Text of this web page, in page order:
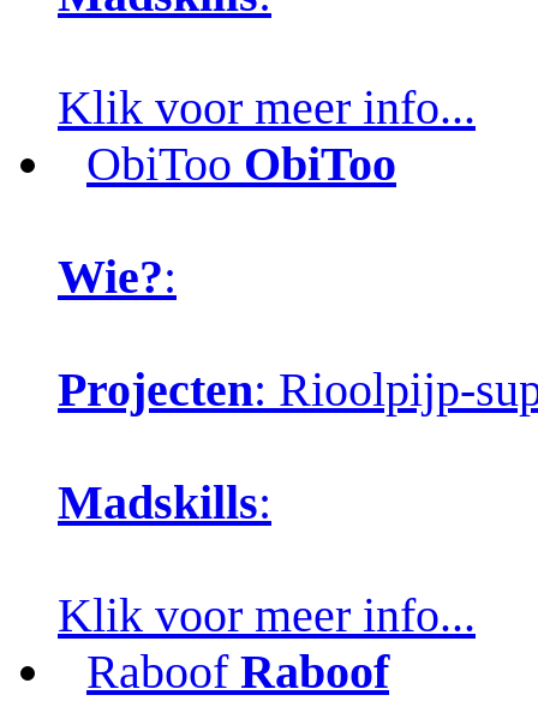
Klik voor meer info...
ObiToo ObiToo
Wie?:
Projecten: Rioolpijp-
Madskills:
Klik voor meer info...
Raboof Raboof